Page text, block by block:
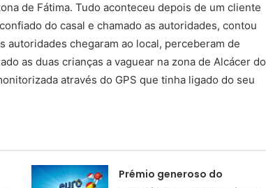
de Fátima. Tudo aconteceu depois de um cliente
do casal e chamado as autoridades, contou
chegaram ao local, perceberam de
as duas crianças a vaguear na zona de Alcácer do
através do GPS que tinha ligado do seu
Prémio generoso do